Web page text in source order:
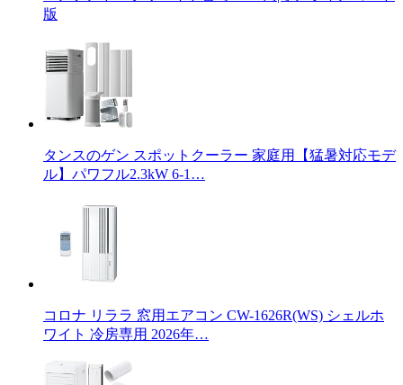
版
タンスのゲン スポットクーラー 家庭用【猛暑対応モデ
ル】パワフル2.3kW 6-1…
コロナ リララ 窓用エアコン CW-1626R(WS) シェルホ
ワイト 冷房専用 2026年…